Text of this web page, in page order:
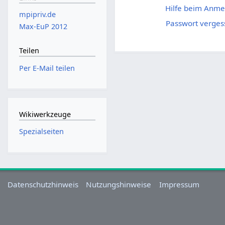
Hilfe beim
Passwort
mpipriv.de
Max-EuP 2012
Teilen
Per E-Mail teilen
Wikiwerkzeuge
Spezialseiten
Datenschutzhinweis Nutzungshinweise Impressum